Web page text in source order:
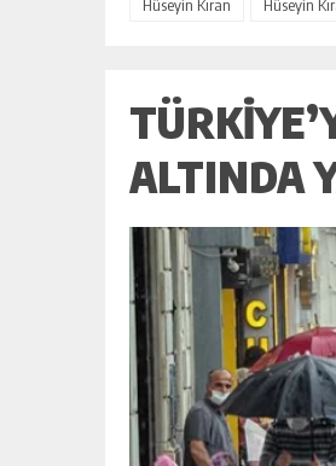
Hüseyin Kıran Hüseyin
ALTINDA